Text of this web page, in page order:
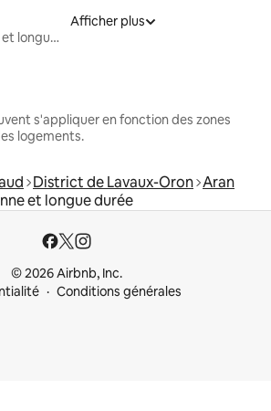
Locations moyenne et longue durée
Afficher plus
s'appliquer en fonction des zones
logements.
District de Lavaux-Oron Aran
et longue durée
© 2026 Airbnb, Inc.
Conditions générales